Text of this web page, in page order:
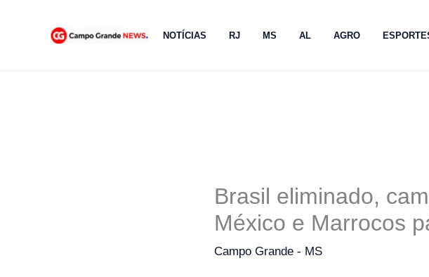
NOTÍCIAS RJ MS AL AGRO
Brasil eliminado,
México e Marrocos
Campo Grande - MS